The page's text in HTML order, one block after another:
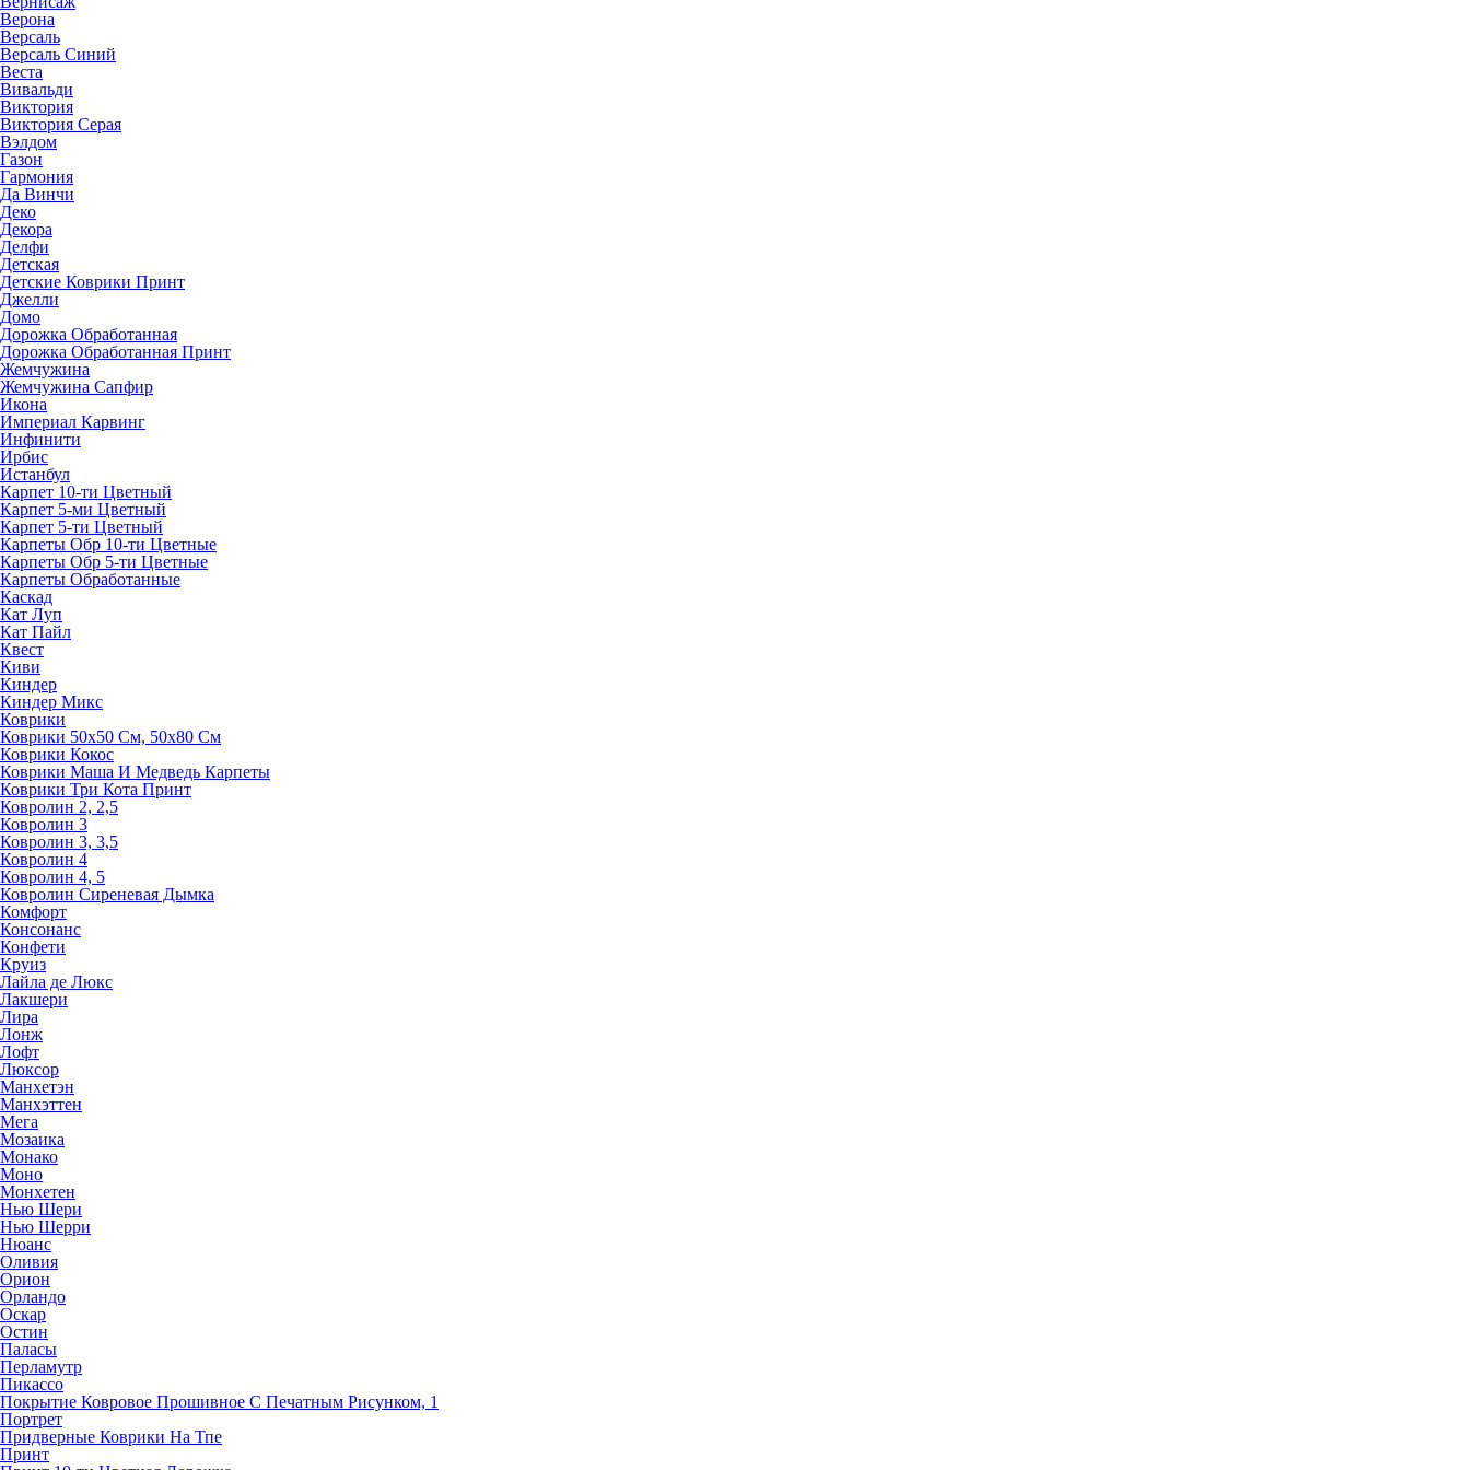
Верона
Версаль
Версаль Синий
Веста
Вивальди
Виктория
Виктория Серая
Вэлдом
Газон
Гармония
Да Винчи
Деко
Декора
Делфи
Детская
Детские Коврики Принт
Джелли
Домо
Дорожка Обработанная
Дорожка Обработанная Принт
Жемчужина
Жемчужина Сапфир
Икона
Империал Карвинг
Инфинити
Ирбис
Истанбул
Карпет 10-ти Цветный
Карпет 5-ми Цветный
Карпет 5-ти Цветный
Карпеты Обр 10-ти Цветные
Карпеты Обр 5-ти Цветные
Карпеты Обработанные
Каскад
Кат Луп
Кат Пайл
Квест
Киви
Киндер
Киндер Микс
Коврики
Коврики 50х50 См, 50х80 См
Коврики Кокос
Коврики Маша И Медведь Карпеты
Коврики Три Кота Принт
Ковролин 2, 2,5
Ковролин 3
Ковролин 3, 3,5
Ковролин 4
Ковролин 4, 5
Ковролин Сиреневая Дымка
Комфорт
Консонанс
Конфети
Круиз
Лайла де Люкс
Лакшери
Лира
Лонж
Лофт
Люксор
Манхетэн
Манхэттен
Мега
Мозаика
Монако
Моно
Монхетен
Нью Шери
Нью Шерри
Нюанс
Оливия
Орион
Орландо
Оскар
Остин
Паласы
Перламутр
Пикассо
Покрытие Ковровое Прошивное С Печатным Рисунком, 1
Портрет
Придверные Коврики На Тпе
Принт